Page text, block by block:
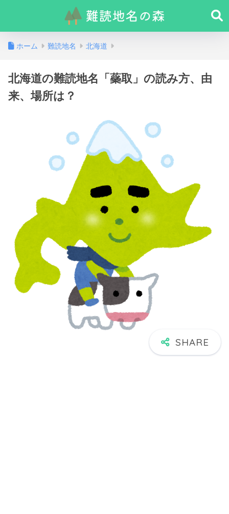
ホーム 難読地名 北海道
北海道の難読地名「蘂取」の読み方、由
来、場所は？